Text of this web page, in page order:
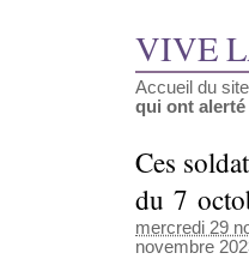
VIVE
Accueil du site
qui ont alerté
Ces
du 7
mercredi 29
novembre